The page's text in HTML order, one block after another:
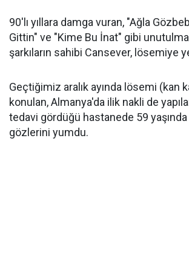
90'lı yıllara damga vuran, "Ağla
Gittin" ve "Kime Bu İnat" gibi
şarkıların sahibi Cansever, lösemiye
Geçtiğimiz aralık ayında lösemi (kan
konulan, Almanya'da ilik nakli de
tedavi gördüğü hastanede 59
gözlerini yumdu.